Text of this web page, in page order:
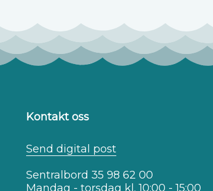
Kontakt oss
Send digital post
Sentralbord 35 98 62 00
Mandag - torsdag kl. 10:00 - 15:00